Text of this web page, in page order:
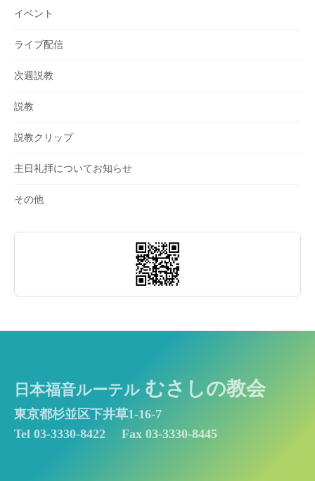
イベント
ライブ配信
次週説教
説教
説教クリップ
主日礼拝についてお知らせ
その他
日本福音ルーテル むさしの教会
東京都杉並区下井草1-16-7
Tel 03-3330-8422
Fax 03-3330-8445